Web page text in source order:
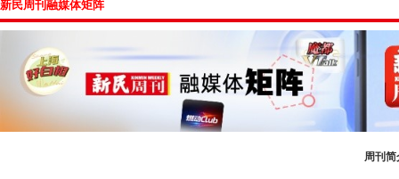
新民周刊融媒体矩阵
周刊简